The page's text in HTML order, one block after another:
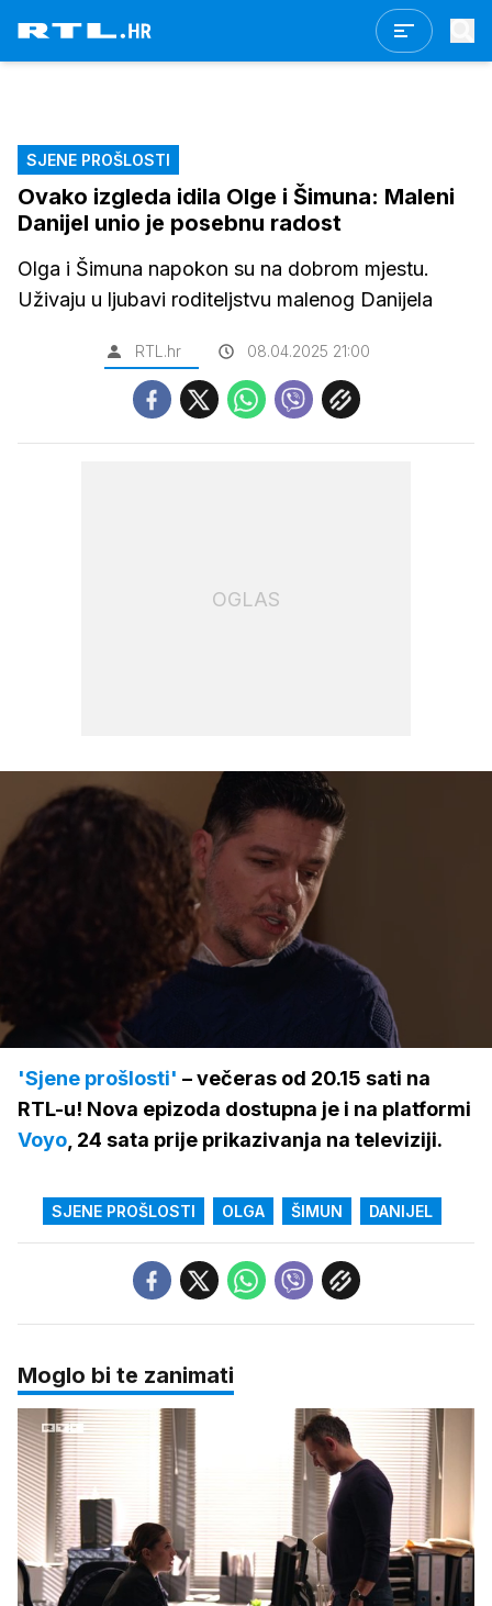
SJENE PROŠLOSTI
Ovako izgleda idila Olge i Šimuna: Maleni
Danijel unio je posebnu radost
Olga i Šimuna napokon su na dobrom mjestu.
Uživaju u ljubavi roditeljstvu malenog Danijela
RTL.hr 08.04.2025 21:00
OGLAS
Upali
zvuk
'Sjene prošlosti' – večeras od 20.15 sati na
RTL-u! Nova epizoda dostupna je i na platformi
Voyo , 24 sata prije prikazivanja na televiziji.
SJENE PROŠLOSTI OLGA ŠIMUN DANIJEL
Moglo bi te zanimati